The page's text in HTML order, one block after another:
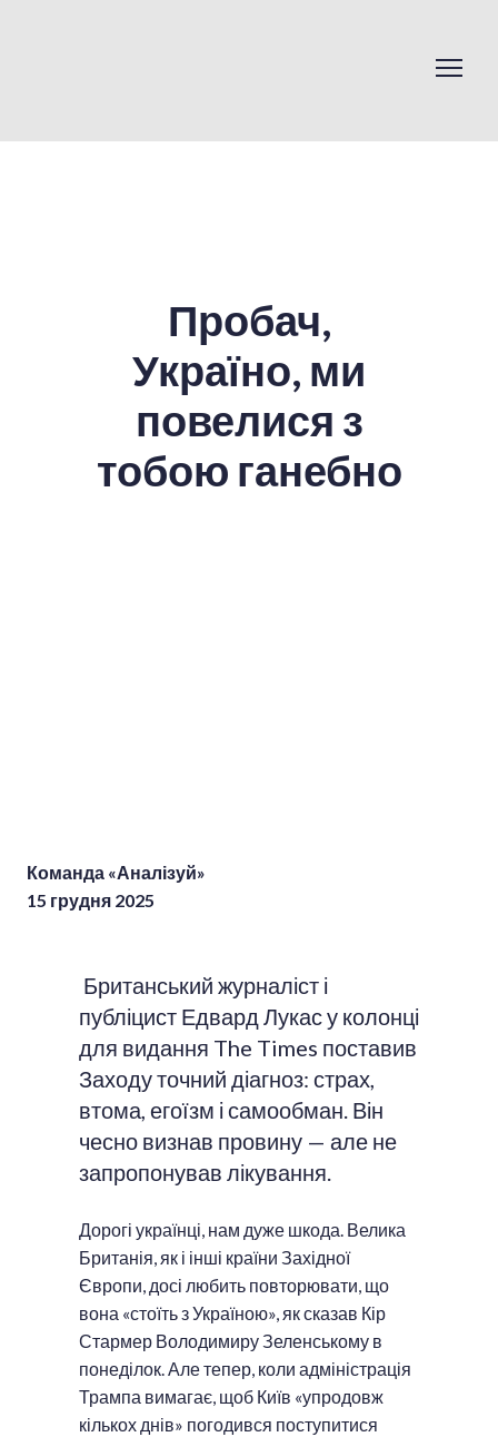
Пробач,
Україно, ми
повелися з
тобою ганебно
Команда «Аналізуй»
15 грудня 2025
Британський журналіст і
публіцист Едвард Лукас у колонці
для видання The Times поставив
Заходу точний діагноз: страх,
втома, егоїзм і самообман. Він
чесно визнав провину — але не
запропонував лікування.
Дорогі українці, нам дуже шкода. Велика
Британія, як і інші країни Західної
Європи, досі любить повторювати, що
вона «стоїть з Україною», як сказав Кір
Стармер Володимиру Зеленському в
понеділок. Але тепер, коли адміністрація
Трампа вимагає, щоб Київ «упродовж
кількох днів» погодився поступитися